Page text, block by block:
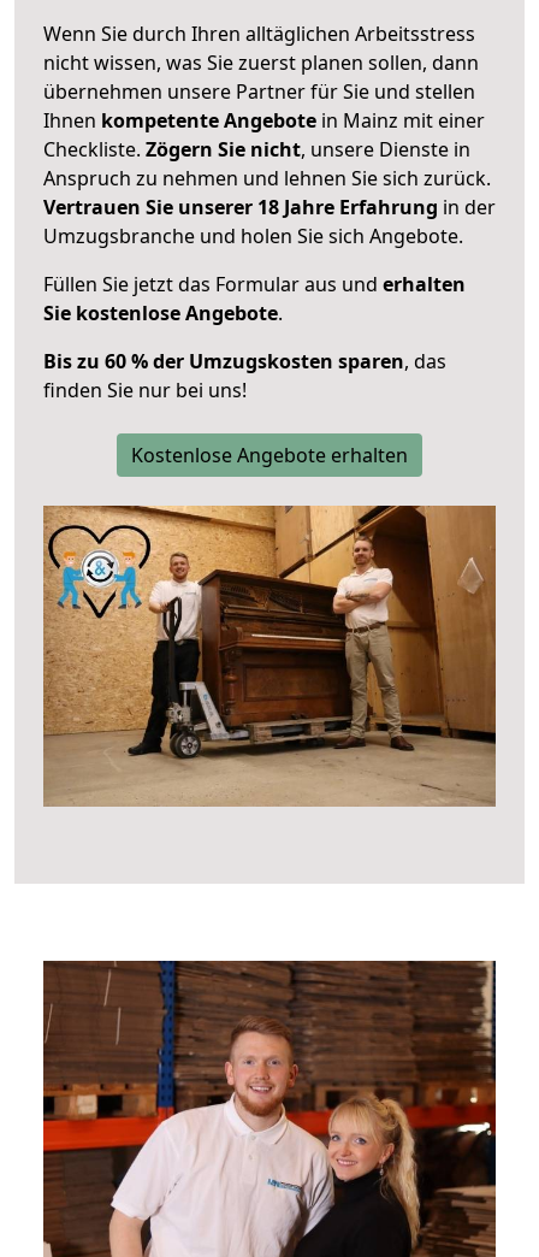
Wenn Sie durch Ihren alltäglichen Arbeitsstress
nicht wissen, was Sie zuerst planen sollen, dann
übernehmen unsere Partner für Sie und stellen
Ihnen kompetente Angebote in Mainz mit einer
Checkliste. Zögern Sie nicht, unsere Dienste in
Anspruch zu nehmen und lehnen Sie sich zurück.
Vertrauen Sie unserer 18 Jahre Erfahrung in der
Umzugsbranche und holen Sie sich Angebote.
Füllen Sie jetzt das Formular aus und erhalten
Sie kostenlose Angebote.
Bis zu 60 % der Umzugskosten sparen, das
finden Sie nur bei uns!
Kostenlose Angebote erhalten